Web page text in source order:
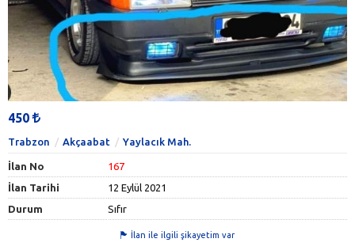
450
Trabzon Akçaabat Yaylacık Mah.
İlan No
167
İlan Tarihi
12 Eylül 2021
Durum
Sıfır
İlan ile ilgili şikayetim var